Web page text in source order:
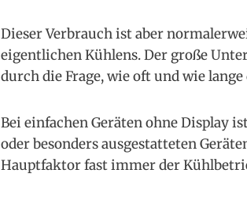
Dieser Verbrauch ist aber
eigentlichen Kühlens. Der große
durch die Frage, wie oft und wie
Bei einfachen Geräten ohne Display
oder besonders ausgestatteten
Hauptfaktor fast immer der